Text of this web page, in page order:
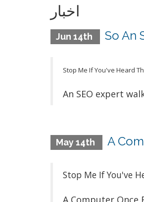
اخبار
Jun 14th So An
Stop Me If You've Heard
An SEO expert
May 14th A
Stop Me If You've
A Computer Once